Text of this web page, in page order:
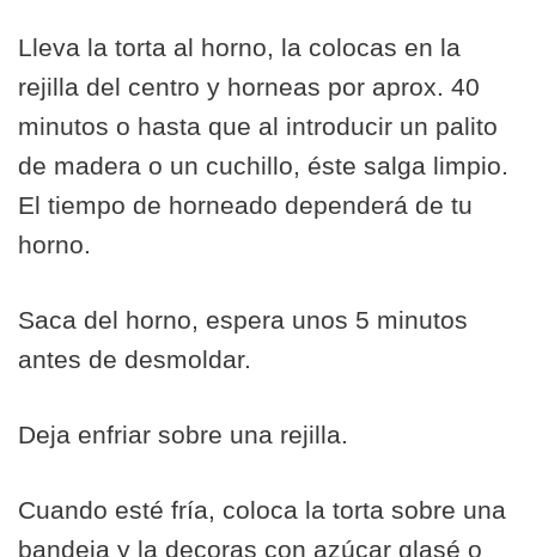
Lleva la torta al horno, la colocas en la
rejilla del centro y horneas por aprox. 40
minutos o hasta que al introducir un palito
de madera o un cuchillo, éste salga limpio.
El tiempo de horneado dependerá de tu
horno.
Saca del horno, espera unos 5 minutos
antes de desmoldar.
Deja enfriar sobre una rejilla.
Cuando esté fría, coloca la torta sobre una
bandeja y la decoras con azúcar glasé o